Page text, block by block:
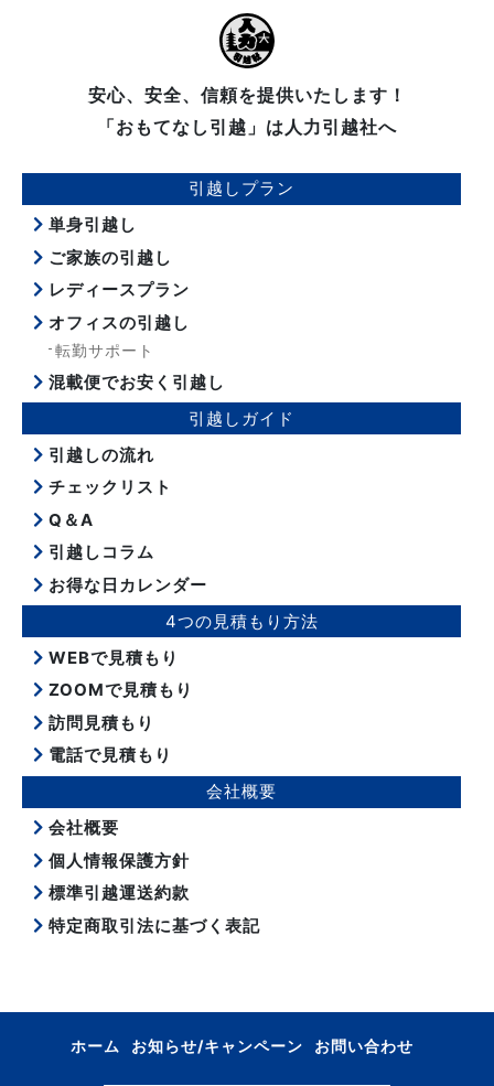
安心、安全、信頼を提供いたします！
「おもてなし引越」は人力引越社へ
引越しプラン
単身引越し
ご家族の引越し
レディースプラン
オフィスの引越し
転勤サポート
混載便でお安く引越し
引越しガイド
引越しの流れ
チェックリスト
Q＆A
引越しコラム
お得な日カレンダー
4つの見積もり方法
WEBで見積もり
ZOOMで見積もり
訪問見積もり
電話で見積もり
会社概要
会社概要
個人情報保護方針
標準引越運送約款
特定商取引法に基づく表記
ホーム お知らせ/キャンペーン お問い合わせ